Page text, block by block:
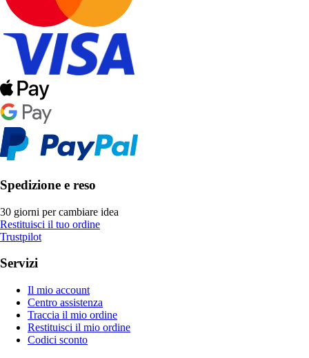
Spedizione e reso
30 giorni per cambiare idea
Restituisci il tuo ordine
Trustpilot
Servizi
Il mio account
Centro assistenza
Traccia il mio ordine
Restituisci il mio ordine
Codici sconto